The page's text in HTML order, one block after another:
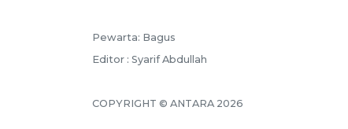
Pewarta: Bagus
Editor : Syarif Abdullah
COPYRIGHT © ANTARA 2026